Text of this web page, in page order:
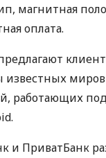
магнитная
оплата.
известных
работающих
и ПриватБанк